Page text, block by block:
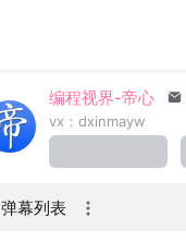
编程视界-帝心
vx：dxinmayw
弹幕列表